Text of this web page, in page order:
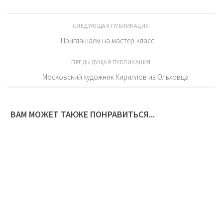
СЛЕДУЮЩАЯ ПУБЛИКАЦИЯ
Приглашаем на мастер-класс
ПРЕДЫДУЩАЯ ПУБЛИКАЦИЯ
Московский художник Кириллов из Ольховца
ВАМ МОЖЕТ ТАКЖЕ ПОНРАВИТЬСЯ...